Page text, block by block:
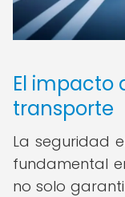
El impacto
transporte
La seguridad
fundamental
no solo